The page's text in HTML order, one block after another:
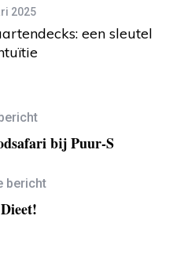
2025
een sleutel
bij Puur-S
bericht